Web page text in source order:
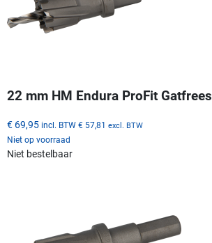
22 mm HM Endura ProFit Gatfrees
€ 69,95 incl. BTW € 57,81 excl. BTW
Niet op voorraad
Niet bestelbaar